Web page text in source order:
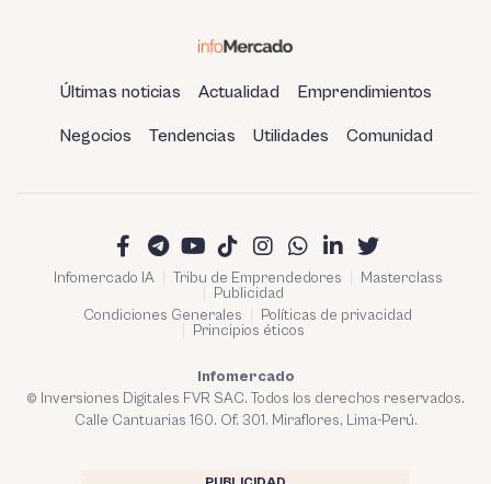
Últimas noticias Actualidad Emprendimientos
Negocios Tendencias Utilidades Comunidad
Infomercado IA Tribu de Emprendedores
Masterclass
Publicidad
Condiciones Generales
Políticas de privacidad
Principios éticos
Infomercado
© Inversiones Digitales FVR SAC. Todos los derechos reservados.
Calle Cantuarias 160. Of. 301. Miraflores, Lima-Perú.